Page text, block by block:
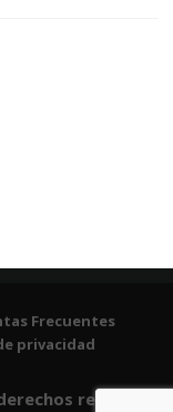
Frecuentes
privacidad
reservados